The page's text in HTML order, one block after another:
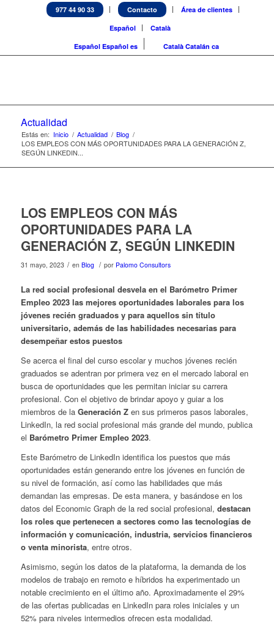
977 44 90 33 Contacto
Área de clientes
Español
Català
Español Español es Català Catalán ca
Actualidad
Estás en: Inicio / Actualidad / Blog /
LOS EMPLEOS CON MÁS OPORTUNIDADES PARA LA GENERACIÓN Z,
SEGÚN LINKEDIN...
LOS EMPLEOS CON MÁS
OPORTUNIDADES PARA LA
GENERACIÓN Z, SEGÚN LINKEDIN
31 mayo, 2023 / en Blog / por Palomo Consultors
La red social profesional desvela en el Barómetro Primer
Empleo 2023 las mejores oportunidades laborales para los
jóvenes recién graduados y para aquellos sin título
universitario, además de las habilidades necesarias para
desempeñar estos puestos
Se acerca el final del curso escolar y muchos jóvenes recién
graduados se adentran por primera vez en el mercado laboral en
busca de oportunidades que les permitan iniciar su carrera
profesional. Con el objetivo de brindar apoyo y guiar a los
miembros de la Generación Zen sus primeros pasos laborales,
LinkedIn, la red social profesional más grande del mundo, publica
el Barómetro Primer Empleo 2023.
Este Barómetro de LinkedIn identifica los puestos que más
oportunidades están generando entre los jóvenes en función de
su nivel de formación, así como las habilidades que más
demandan las empresas. De esta manera, y basándose en los
datos del Economic Graph de la red social profesional, destacan
los roles que pertenecen a sectores como las tecnologías de
información y comunicación, industria, servicios financieros
o venta minorista, entre otros.
Asimismo, según los datos de la plataforma, la demanda de los
modelos de trabajo en remoto e híbridos ha experimentado un
notable crecimiento en el último año. Aproximadamente el 29%
de las ofertas publicadas en LinkedIn para roles iniciales y un
52% para niveles intermedios ofrecen esta modalidad.